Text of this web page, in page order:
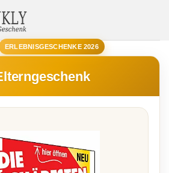
ERLEBNISGESCHENKE 2026